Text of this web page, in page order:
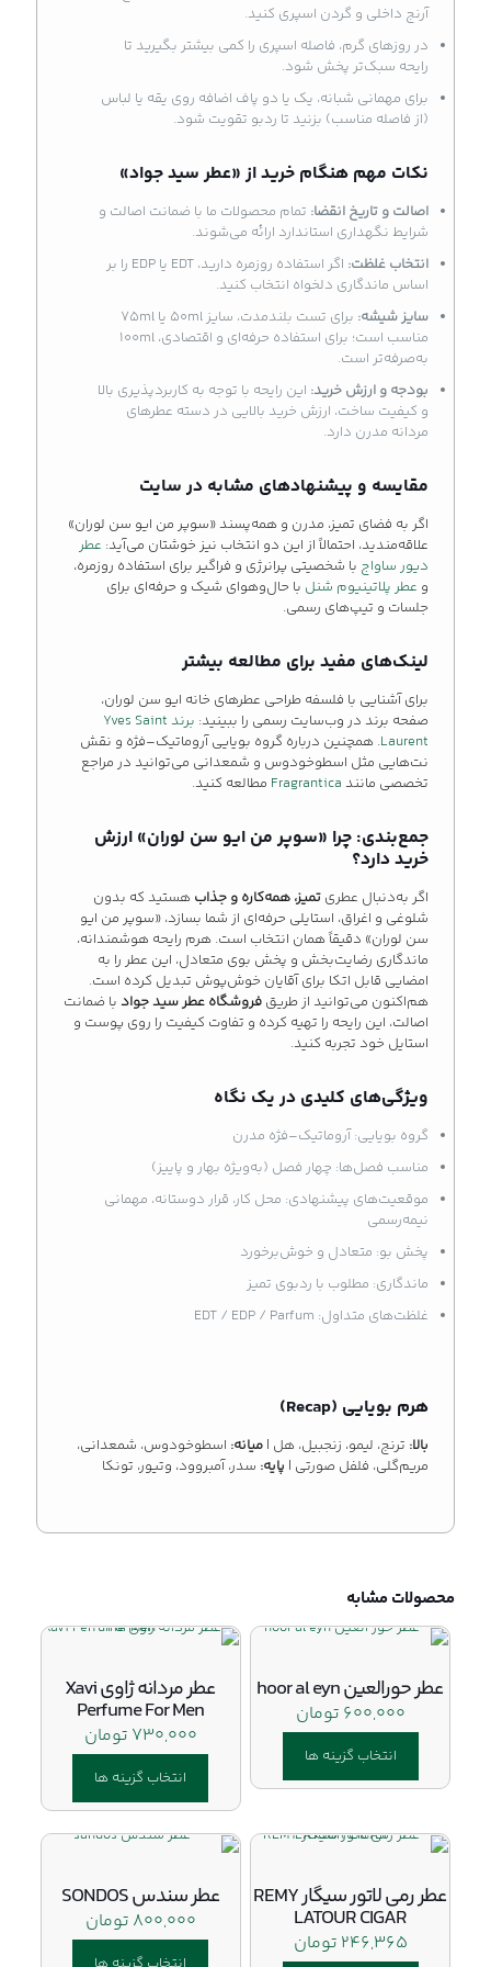
آرنج داخلی و گردن اسپری کنید.
در روزهای گرم، فاصله اسپری را کمی بیشتر بگیرید تا
رایحه سبک‌تر پخش شود.
برای مهمانی شبانه، یک یا دو پاف اضافه روی یقه یا لباس
(از فاصله مناسب) بزنید تا ردبو تقویت شود.
نکات مهم هنگام خرید از «عطر سید جواد»
اصالت و تاریخ انقضا: تمام محصولات ما با ضمانت اصالت و
شرایط نگهداری استاندارد ارائه می‌شوند.
انتخاب غلظت:
اگر استفاده روزمره دارید، EDT یا EDP را بر
اساس ماندگاری دلخواه انتخاب کنید.
سایز شیشه:
برای تست بلندمدت، سایز 50ml یا 75ml
مناسب است؛ برای استفاده حرفه‌ای و اقتصادی، 100ml
به‌صرفه‌تر است.
بودجه و ارزش خرید: این رایحه با توجه به کاربردپذیری بالا
و کیفیت ساخت، ارزش خرید بالایی در دسته عطرهای
مردانه مدرن دارد.
مقایسه و پیشنهادهای مشابه در سایت
اگر به فضای تمیز، مدرن و همه‌پسند «سوپر من ایو سن لوران»
علاقه‌مندید، احتمالاً از این دو انتخاب نیز خوشتان می‌آید: عطر
دیور ساواج با شخصیتی پرانرژی و فراگیر برای استفاده روزمره،
و عطر پلاتینیوم شنل با حال‌وهوای شیک و حرفه‌ای برای
جلسات و تیپ‌های رسمی.
لینک‌های مفید برای مطالعه بیشتر
برای آشنایی با فلسفه طراحی عطرهای خانه ایو سن لوران،
صفحه برند در وب‌سایت رسمی را ببینید:
برند Yves Saint
Laurent. همچنین درباره گروه بویایی آروماتیک–فژه و نقش
نت‌هایی مثل اسطوخودوس و شمعدانی می‌توانید در مراجع
تخصصی مانند Fragrantica مطالعه کنید.
جمع‌بندی: چرا «سوپر من ایو سن لوران» ارزش
خرید دارد؟
اگر به‌دنبال عطریتمیز، همه‌کاره و جذاب هستید که بدون
شلوغی و اغراق، استایلی حرفه‌ای از شما بسازد، «سوپر من ایو
سن لوران» دقیقاً همان انتخاب است. هرم رایحه هوشمندانه،
ماندگاری رضایت‌بخش و پخش بوی متعادل، این عطر را به
امضایی قابل اتکا برای آقایان خوش‌پوش تبدیل کرده است.
هم‌اکنون می‌توانید از طریقفروشگاه عطر سید جواد با ضمانت
اصالت، این رایحه را تهیه کرده و تفاوت کیفیت را روی پوست و
استایل خود تجربه کنید.
ویژگی‌های کلیدی در یک نگاه
گروه بویایی: آروماتیک–فژه مدرن
مناسب فصل‌ها: چهار فصل (به‌ویژه بهار و پاییز)
موقعیت‌های پیشنهادی: محل کار، قرار دوستانه، مهمانی
نیمه‌رسمی
پخش بو: متعادل و خوش‌برخورد
ماندگاری: مطلوب با ردبوی تمیز
غلظت‌های متداول: EDT / EDP / Parfum
هرم بویایی (Recap)
بالا: ترنج، لیمو، زنجبیل، هل |میانه: اسطوخودوس، شمعدانی،
مریم‌گلی، فلفل صورتی | پایه: سدر، آمبروود، وتیور، تونکا
محصولات مشابه
عطر حورالعین hoor al eyn
۶۰۰,۰۰۰ تومان
انتخاب گزینه ها
این
دارای
مختلفی
می
باشد.
گزینه
عطر مردانه ژاوی Xavi
Perfume For Men
۷۳۰,۰۰۰ تومان
انتخاب گزینه ها
این
محصول
مختلفی
می
باشد.
عطر رمی لاتور سیگار REMY
LATOUR CIGAR
۲۴۶,۳۶۵ تومان
عطر سندس SONDOS
۸۰۰,۰۰۰ تومان